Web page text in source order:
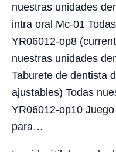
nuestras unidades
intra oral Mc-01
YR06012-op8
nuestras unidades
Taburete de dentista
ajustables) Todas
YR06012-op10
para…